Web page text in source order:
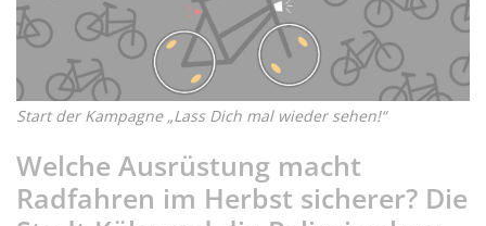
Start der Kampagne „Lass Dich mal wieder sehen!“
Welche Ausrüstung macht
Radfahren im Herbst sicherer? Die